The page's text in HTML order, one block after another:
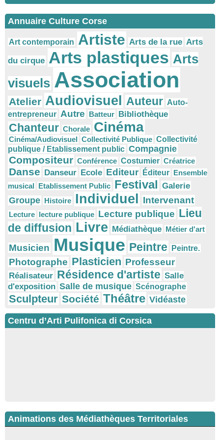
Annuaire Culture Corse
Art contemporain Artiste Arts de la rue Arts
du cirque Arts plastiques Arts
visuels Association
Atelier Audiovisuel Auteur Auto-
entrepreneur Autre Batteur Bibliothèque
Chanteur Chorale Cinéma
Cinéma/Audiovisuel Collectivité Publique Collectivité
publique / Etablissement public Compagnie
Compositeur Conférence Costumier Créatrice
Danse Danseur Ecole Editeur Éditeur Ensemble
musical Etablissement Public Festival Galerie
Groupe Histoire Individuel Intervenant
Lecture lecture publique Lecture publique Lieu
de diffusion Livre Médiathèque Métier d'art
Musicien Musique Peintre Peintre.
Photographe Plasticien Professeur
Réalisateur Résidence d'artiste Salle
d'exposition Salle de musique Scénographe
Sculpteur Société Théâtre Vidéaste
Centru d’Arti Pulifonica di Corsica
Animations des Médiathèques Territoriales